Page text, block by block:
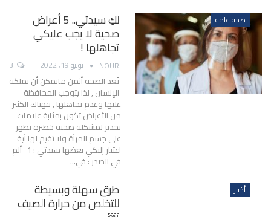
صحة عامة لكِ سيدتي.. 5 أعراض
صحية لا يجب عليكي
تجاهلها !
NOUR يوليو 19, 2022
تُعد الصحة أثمن مايمكن أن يملكه
الإنسان , لذا يتوجب المحافظة
عليها وعدم تجاهلها , فهناك الكثير
من الأعراض تكون بمثابة علامات
تحذير لمشكلة صحية خطيرة تظهر
على جسم المرأة ولا تقيم لها أية
اعتبار إليكي بعضها سيدتي : 1- ألم
في الصدر : في…
أخبار طرق سهلة وبسيطة
للتخلص من حرارة الصيف